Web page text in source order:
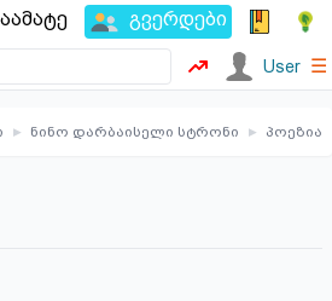
გვერდები
User ☰
▸ ნინო დარბაისელი სტრონი ▸ პოეზია